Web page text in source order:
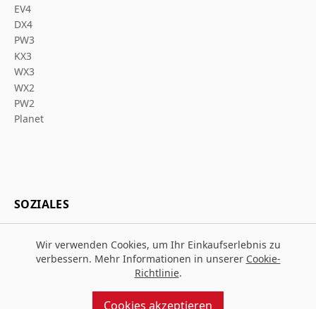
EV4
DX4
PW3
KX3
WX3
WX2
PW2
Planet
SOZIALES
Entworfen und gebaut vonMMD
Wir verwenden Cookies, um Ihr Einkaufserlebnis zu
verbessern. Mehr Informationen in unserer Cookie-
Richtlinie.
Cookies akzeptieren